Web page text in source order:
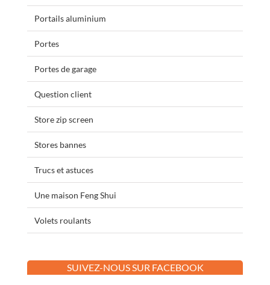
Portails aluminium
Portes
Portes de garage
Question client
Store zip screen
Stores bannes
Trucs et astuces
Une maison Feng Shui
Volets roulants
SUIVEZ-NOUS SUR FACEBOOK